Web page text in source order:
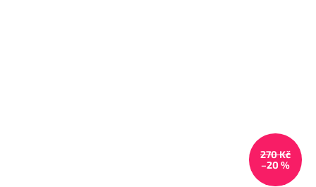
270 Kč
–20 %